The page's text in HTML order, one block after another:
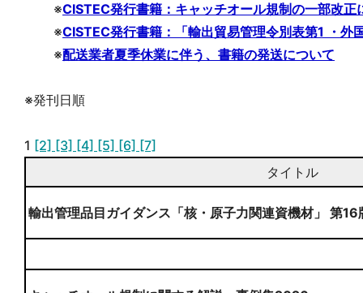
※CISTEC発行書籍：キャッチオール規制の一部改
※CISTEC発行書籍：「輸出貿易管理令別表第1 ・
※配送業者夏季休業に伴う、書籍の発送について
※発刊日順
1 [2] [3] [4] [5] [6] [7]
タイトル
輸出管理品目ガイダンス「核・原子力関連資機材」 第